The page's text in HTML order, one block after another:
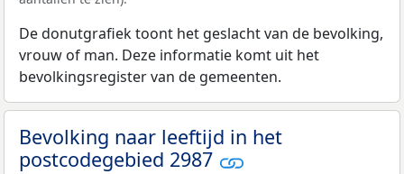
De donutgrafiek toont het geslacht van de bevolking,
vrouw of man. Deze informatie komt uit het
bevolkingsregister van de gemeenten.
Bevolking naar leeftijd in het
postcodegebied 2987